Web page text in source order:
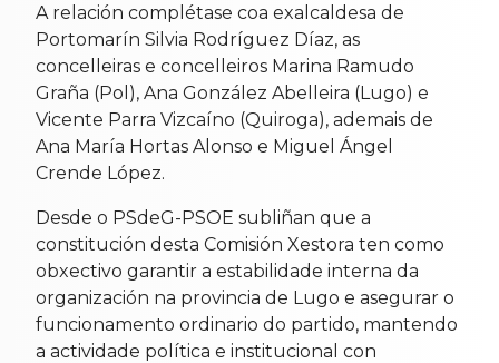
A relación complétase coa exalcaldesa de
Portomarín Silvia Rodríguez Díaz, as
concelleiras e concelleiros Marina Ramudo
Graña (Pol), Ana González Abelleira (Lugo) e
Vicente Parra Vizcaíno (Quiroga), ademais de
Ana María Hortas Alonso e Miguel Ángel
Crende López.
Desde o PSdeG-PSOE subliñan que a
constitución desta Comisión Xestora ten como
obxectivo garantir a estabilidade interna da
organización na provincia de Lugo e asegurar o
funcionamento ordinario do partido, mantendo
a actividade política e institucional con